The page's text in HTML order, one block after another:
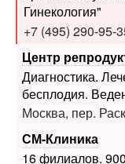
Центр
Диагностика.
Москва, пер.
СМ-Клиника
16 филиалов. 900
Адрес, телефон,